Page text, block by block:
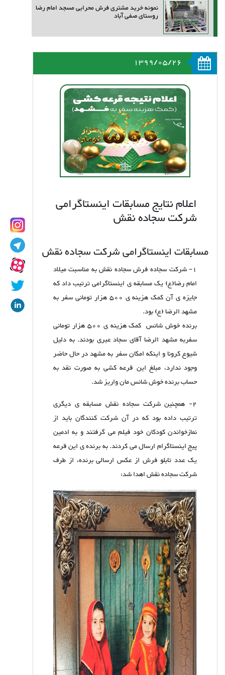
نمونه خرید مشتری فرش محرابی مسجد امام رضا
روستای صفی آباد
1399/05/26
اعلام نتایج مسابقات اینستاگرامی
شرکت سجاده نقش
مسابقات اینستاگرامی شرکت سجاده نقش
1- شرکت سجاده فرش سجاده نقش به مناسبت میلاد
امام رضا(ع) یک مسابقه ی اینستاگرامی ترتیب داد که
جایزه ی آن کمک هزینه ی ٥٠٠ هزار تومانی سفر به
مشهد الرضا (ع) بود.
برنده خوش شانس کمک هزینه ی ٥٠٠ هزار تومانی
سفربه مشهد الرضا آقای سجاد عبری بودند. به دلیل
شیوع کرونا و اینکه امکان سفر به مشهد در حال حاضر
وجود ندارد، مبلغ اين قرعه كشی به صورت نقد به
حساب برنده خوش شانس مان واریز شد.
2- همچنین شرکت سجاده نقش مسابقه ی دیگری
ترتیب داده بود که در آن شرکت کنندگان باید از
نمازخواندن کودکان خود فیلم می گرفتند و به ادمین
پیج اینستاگرام ارسال می کردند. به برنده ی این قرعه
یک عدد تابلو فرش از عکس ارسالی برنده، از طرف
شرکت سجاده نقش اهدا شد: